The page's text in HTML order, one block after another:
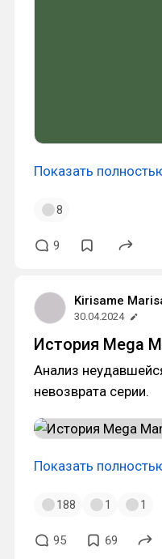
Показать
8
9
Kirisame
30.04.2024
История Mega
Анализ
невозврата серии.
Показать
188 1 1
95 69